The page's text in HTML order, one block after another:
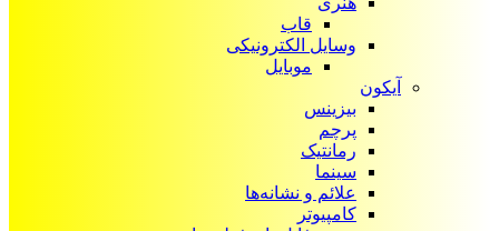
قاب
وسایل الکترونیکی
موبایل
آیکون‌
بیزینس
پرچم
رمانتیک
سینما
علائم و نشانه‌ها
کامپیوتر